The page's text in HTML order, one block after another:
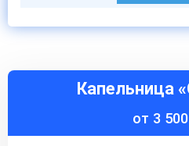
Капельница
от 3